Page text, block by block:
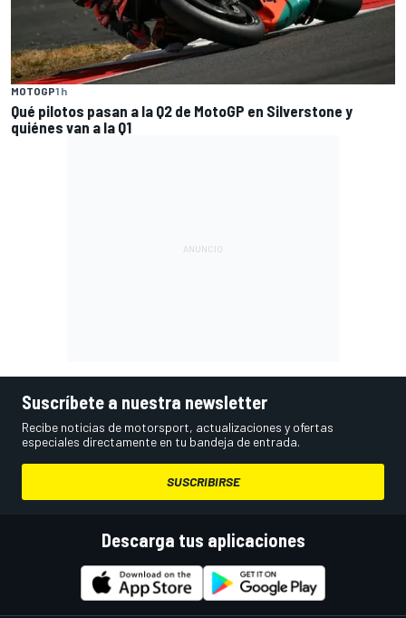
MOTOGP1 h
Qué pilotos pasan a la Q2 de MotoGP en Silverstone y
quiénes van a la Q1
Suscríbete a nuestra newsletter
Recibe noticias de motorsport, actualizaciones y ofertas
especiales directamente en tu bandeja de entrada.
SUSCRIBIRSE
Descarga tus aplicaciones